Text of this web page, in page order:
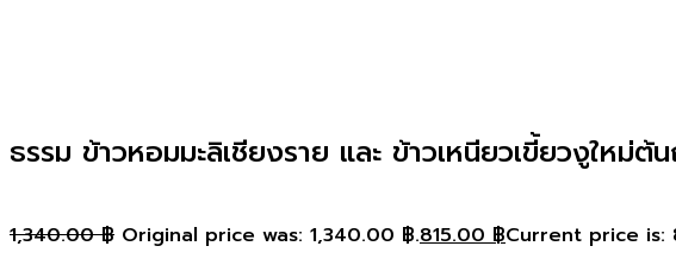
ธรรม ข้าวหอมมะลิเชียงราย และ ข้าวเหนียวเขี้ยวงูใ
1,340.00฿ Original price was: 1,340.00 ฿.815.00 ฿Current price is: